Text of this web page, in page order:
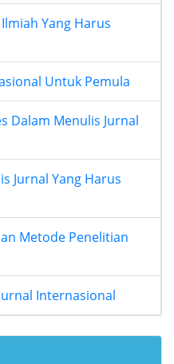
Yang Harus
Untuk Pemula
Dalam Menulis Jurnal
Jurnal Yang Harus
Metode Penelitian
Internasional